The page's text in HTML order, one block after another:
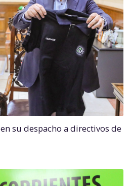
su despacho a directivos de